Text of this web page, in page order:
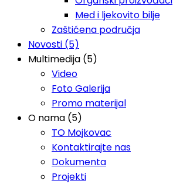
Med i ljekovito bilje
Zaštićena područja
Novosti (5)
Multimedija (5)
Video
Foto Galerija
Promo materijal
O nama (5)
TO Mojkovac
Kontaktirajte nas
Dokumenta
Projekti